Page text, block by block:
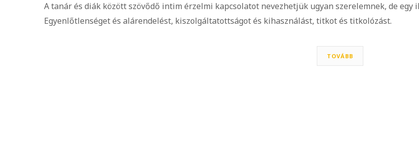
A tanár és diák között szövődő intim érzelmi kapcsolatot nevezhetjük ugyan szerelemnek, de egy
Egyenlőtlenséget és alárendelést, kiszolgáltatottságot és kihasználást, titkot és titkolózást.
TOVÁBB